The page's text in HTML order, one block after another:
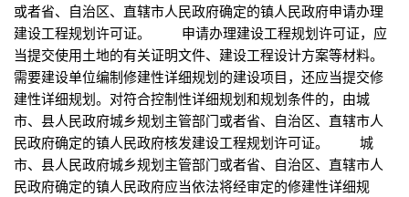
或者省、自治区、直辖市人民政府确定的镇人民政府申请办理
建设工程规划许可证。 申请办理建设工程规划许可证，应
当提交使用土地的有关证明文件、建设工程设计方案等材料。
需要建设单位编制修建性详细规划的建设项目，还应当提交修
建性详细规划。对符合控制性详细规划和规划条件的，由城
市、县人民政府城乡规划主管部门或者省、自治区、直辖市人
民政府确定的镇人民政府核发建设工程规划许可证。 城
市、县人民政府城乡规划主管部门或者省、自治区、直辖市人
民政府确定的镇人民政府应当依法将经审定的修建性详细规